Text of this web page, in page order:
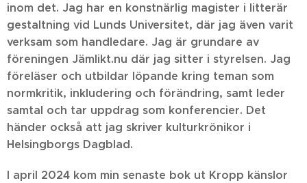
inom det. Jag har en konstnärlig magister i litterär
gestaltning vid Lunds Universitet, där jag även varit
verksam som handledare. Jag är grundare av
föreningen Jämlikt.nu där jag sitter i styrelsen. Jag
föreläser och utbildar löpande kring teman som
normkritik, inkludering och förändring, samt leder
samtal och tar uppdrag som konferencier. Det
händer också att jag skriver kulturkrönikor i
Helsingborgs Dagblad.
I april 2024 kom min senaste bok ut Kropp känslor